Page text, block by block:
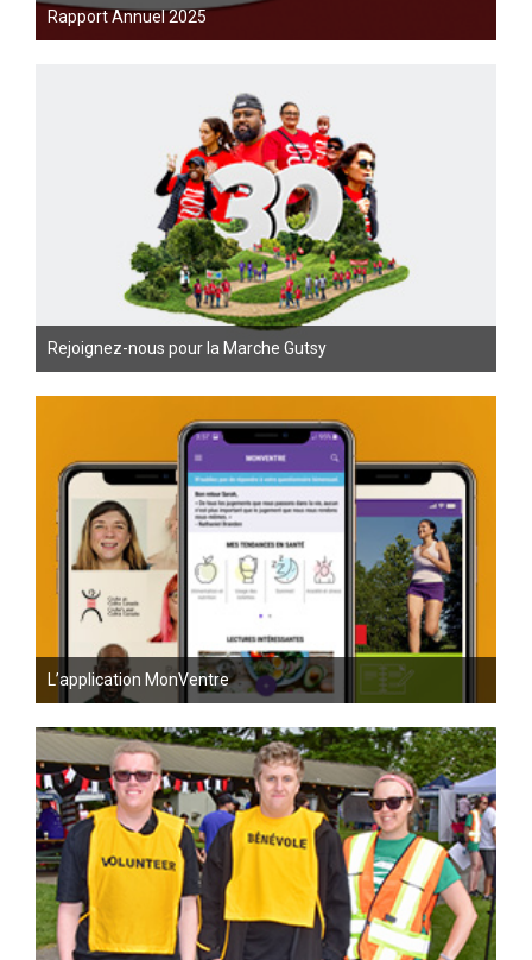
Rapport Annuel 2025
Rejoignez-nous pour la Marche Gutsy
L’application MonVentre